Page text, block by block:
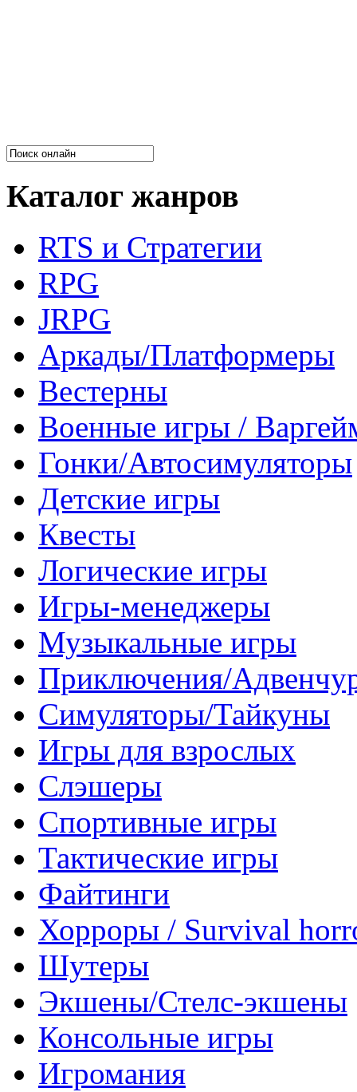
Каталог жанров
RTS и Стратегии
RPG
JRPG
Аркады/Платформеры
Вестерны
Военные игры /
Гонки/Автосимуляторы
Детские игры
Квесты
Логические игры
Игры-менеджеры
Музыкальные игры
Приключения/
Симуляторы/Тайкуны
Игры для взрослых
Слэшеры
Спортивные игры
Тактические игры
Файтинги
Хорроры / Survival
Шутеры
Экшены/Стелс-экшены
Консольные игры
Игромания